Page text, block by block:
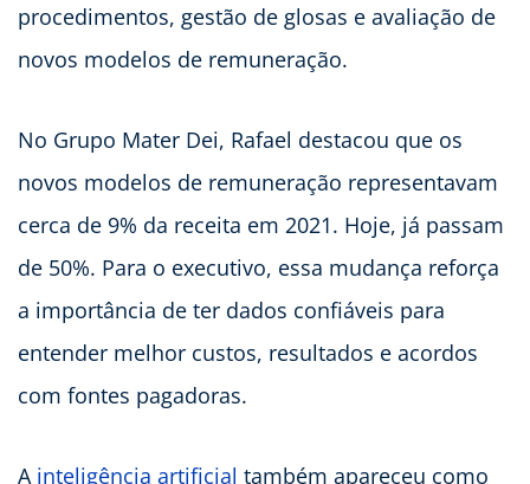
procedimentos, gestão de glosas e avaliação de
novos modelos de remuneração.
No Grupo Mater Dei, Rafael destacou que os
novos modelos de remuneração representavam
cerca de 9% da receita em 2021. Hoje, já passam
de 50%. Para o executivo, essa mudança reforça
a importância de ter dados confiáveis para
entender melhor custos, resultados e acordos
com fontes pagadoras.
A inteligência artificial também apareceu como